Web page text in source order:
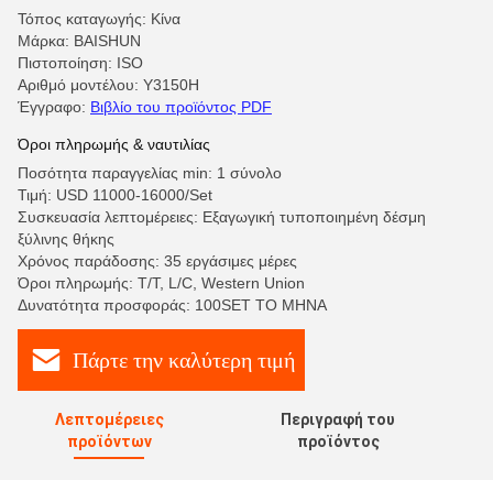
Τόπος καταγωγής: Κίνα
Μάρκα: BAISHUN
Πιστοποίηση: ISO
Αριθμό μοντέλου: Y3150H
Έγγραφο: Βιβλίο του προϊόντος PDF
Όροι πληρωμής & ναυτιλίας
Ποσότητα παραγγελίας min: 1 σύνολο
Τιμή: USD 11000-16000/Set
Συσκευασία λεπτομέρειες: Εξαγωγική τυποποιημένη δέσμη
ξύλινης θήκης
Χρόνος παράδοσης: 35 εργάσιμες μέρες
Όροι πληρωμής: T/T, L/C, Western Union
Δυνατότητα προσφοράς: 100SET ΤΟ ΜΗΝΑ
Πάρτε την καλύτερη τιμή
Λεπτομέρειες
προϊόντων
Περιγραφή του
προϊόντος